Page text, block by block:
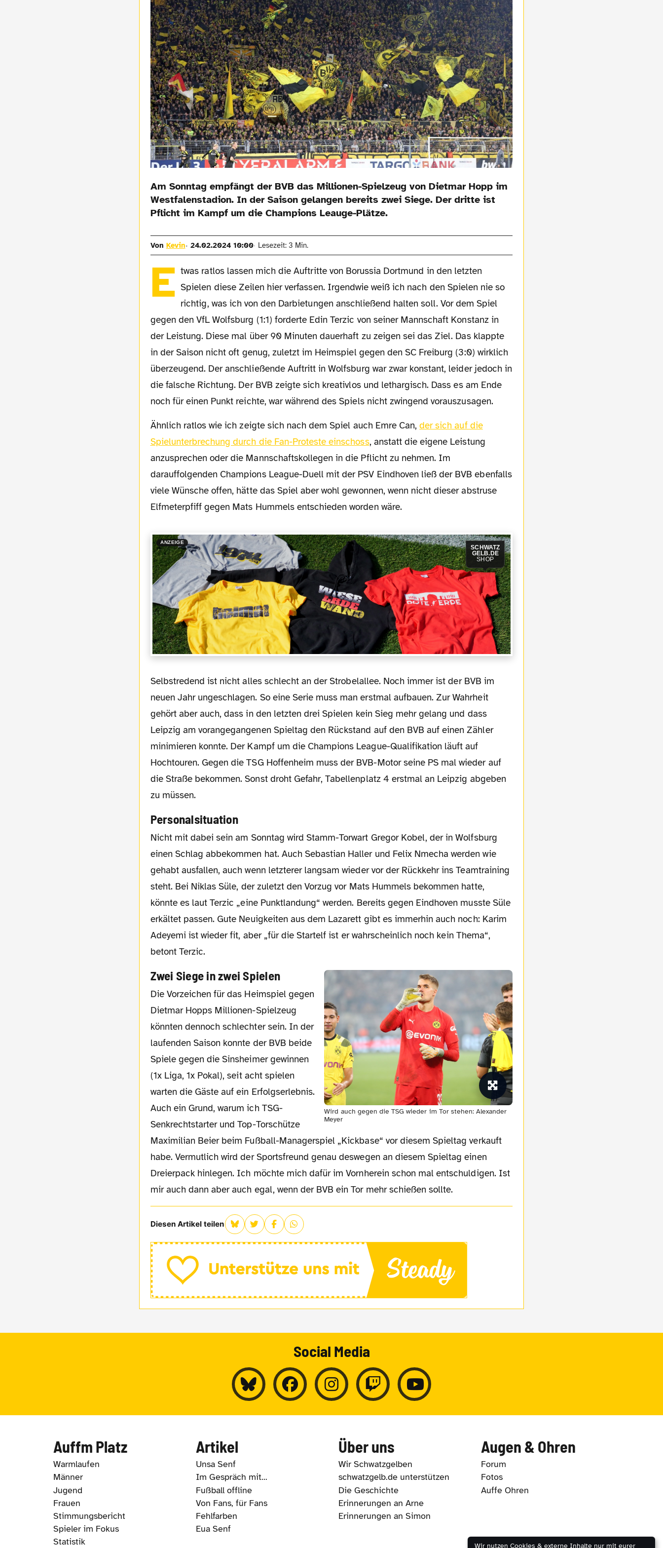
Am Sonntag empfängt der BVB das Millionen-Spielzeug von Dietmar Hopp im
Westfalenstadion. In der Saison gelangen bereits zwei Siege. Der dritte ist
Pflicht im Kampf um die Champions Leauge-Plätze.
Von Kevin 24.02.2024 10:00 Lesezeit: 3 Min.
E twas ratlos lassen mich die Auftritte von Borussia Dortmund in den letzten
Spielen diese Zeilen hier verfassen. Irgendwie weiß ich nach den Spielen nie so
richtig, was ich von den Darbietungen anschließend halten soll. Vor dem Spiel
gegen den VfL Wolfsburg (1:1) forderte Edin Terzic von seiner Mannschaft Konstanz in
der Leistung. Diese mal über 90 Minuten dauerhaft zu zeigen sei das Ziel. Das klappte
in der Saison nicht oft genug, zuletzt im Heimspiel gegen den SC Freiburg (3:0) wirklich
überzeugend. Der anschließende Auftritt in Wolfsburg war zwar konstant, leider jedoch in
die falsche Richtung. Der BVB zeigte sich kreativlos und lethargisch. Dass es am Ende
noch für einen Punkt reichte, war während des Spiels nicht zwingend vorauszusagen.
Ähnlich ratlos wie ich zeigte sich nach dem Spiel auch Emre Can,der sich auf die
Spielunterbrechung durch die Fan-Proteste einschoss, anstatt die eigene Leistung
anzusprechen oder die Mannschaftskollegen in die Pflicht zu nehmen. Im
darauffolgenden Champions League-Duell mit der PSV Eindhoven ließ der BVB ebenfalls
viele Wünsche offen, hätte das Spiel aber wohl gewonnen, wenn nicht dieser abstruse
Elfmeterpfiff gegen Mats Hummels entschieden worden wäre.
ANZEIGE
SCHWATZ
GELB.DE
SHOP
Selbstredend ist nicht alles schlecht an der Strobelallee. Noch immer ist der BVB im
neuen Jahr ungeschlagen. So eine Serie muss man erstmal aufbauen. Zur Wahrheit
gehört aber auch, dass in den letzten drei Spielen kein Sieg mehr gelang und dass
Leipzig am vorangegangenen Spieltag den Rückstand auf den BVB auf einen Zähler
minimieren konnte. Der Kampf um die Champions League-Qualifikation läuft auf
Hochtouren. Gegen die TSG Hoffenheim muss der BVB-Motor seine PS mal wieder auf
die Straße bekommen. Sonst droht Gefahr, Tabellenplatz 4 erstmal an Leipzig abgeben
zu müssen.
Personalsituation
Nicht mit dabei sein am Sonntag wird Stamm-Torwart Gregor Kobel, der in Wolfsburg
einen Schlag abbekommen hat. Auch Sebastian Haller und Felix Nmecha werden wie
gehabt ausfallen, auch wenn letzterer langsam wieder vor der Rückkehr ins Teamtraining
steht. Bei Niklas Süle, der zuletzt den Vorzug vor Mats Hummels bekommen hatte,
könnte es laut Terzic „eine Punktlandung“ werden. Bereits gegen Eindhoven musste Süle
erkältet passen. Gute Neuigkeiten aus dem Lazarett gibt es immerhin auch noch: Karim
Adeyemi ist wieder fit, aber „für die Startelf ist er wahrscheinlich noch kein Thema“,
betont Terzic.
Wird auch gegen die TSG wieder im Tor stehen: Alexander
Meyer
Zwei Siege in zwei Spielen
Die Vorzeichen für das Heimspiel gegen
Dietmar Hopps Millionen-Spielzeug
könnten dennoch schlechter sein. In der
laufenden Saison konnte der BVB beide
Spiele gegen die Sinsheimer gewinnen
(1x Liga, 1x Pokal), seit acht spielen
warten die Gäste auf ein Erfolgserlebnis.
Auch ein Grund, warum ich TSG-
Senkrechtstarter und Top-Torschütze
Maximilian Beier beim Fußball-Managerspiel „Kickbase“ vor diesem Spieltag verkauft
habe. Vermutlich wird der Sportsfreund genau deswegen an diesem Spieltag einen
Dreierpack hinlegen. Ich möchte mich dafür im Vornherein schon mal entschuldigen. Ist
mir auch dann aber auch egal, wenn der BVB ein Tor mehr schießen sollte.
Diesen Artikel teilen
Social Media
Auffm Platz
Warmlaufen
Männer
Jugend
Frauen
Stimmungsbericht
Spieler im Fokus
Statistik
Artikel
Unsa Senf
Im Gespräch mit...
Fußball offline
Von Fans, für Fans
Fehlfarben
Eua Senf
Über uns
Wir Schwatzgelben
schwatzgelb.de unterstützen
Die Geschichte
Erinnerungen an Arne
Erinnerungen an Simon
Augen & Ohren
Forum
Fotos
Auffe Ohren
Wir nutzen Cookies & externe Inhalte nur mit eurer